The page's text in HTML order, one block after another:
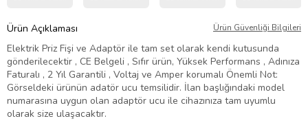
Ürün Açıklaması Ürün Güvenliği Bilgileri
Elektrik Priz Fişi ve Adaptör ile tam set olarak kendi kutusunda
gönderilecektir , CE Belgeli , Sıfır ürün, Yüksek Performans , Adınıza
Faturalı , 2 Yıl Garantili , Voltaj ve Amper korumalı Önemli Not:
Görseldeki ürünün adatör ucu temsilidir. İlan başlığındaki model
numarasına uygun olan adaptör ucu ile cihazınıza tam uyumlu
olarak size ulaşacaktır.